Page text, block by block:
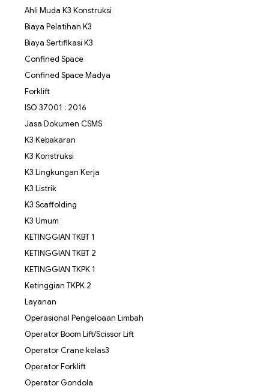
Ahli Muda K3 Konstruksi
Biaya Pelatihan K3
Biaya Sertifikasi K3
Confined Space
Confined Space Madya
Forklift
ISO 37001 : 2016
Jasa Dokumen CSMS
K3 Kebakaran
K3 Konstruksi
K3 Lingkungan Kerja
K3 Listrik
K3 Scaffolding
K3 Umum
KETINGGIAN TKBT 1
KETINGGIAN TKBT 2
KETINGGIAN TKPK 1
Ketinggian TKPK 2
Layanan
Operasional Pengeloaan Limbah
Operator Boom Lift/Scissor Lift
Operator Crane kelas3
Operator Forklift
Operator Gondola